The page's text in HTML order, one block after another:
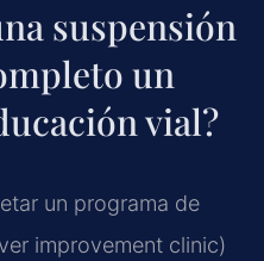
suspensión
un
vial?
un programa de
improvement clinic)